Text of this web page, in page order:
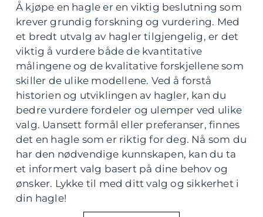
Å kjøpe en hagle er en viktig beslutning som
krever grundig forskning og vurdering. Med
et bredt utvalg av hagler tilgjengelig, er det
viktig å vurdere både de kvantitative
målingene og de kvalitative forskjellene som
skiller de ulike modellene. Ved å forstå
historien og utviklingen av hagler, kan du
bedre vurdere fordeler og ulemper ved ulike
valg. Uansett formål eller preferanser, finnes
det en hagle som er riktig for deg. Nå som du
har den nødvendige kunnskapen, kan du ta
et informert valg basert på dine behov og
ønsker. Lykke til med ditt valg og sikkerhet i
din hagle!